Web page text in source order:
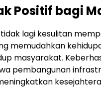
Positif bagi
lagi kesulitan
memudahkan
masyarakat.
pembangunan